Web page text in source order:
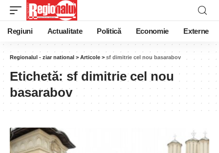
Regiuni Actualitate Politică Economie Externe
Regionalul - ziar national > Articole > sf dimitrie cel nou basarabov
Etichetă: sf dimitrie cel nou
basarabov